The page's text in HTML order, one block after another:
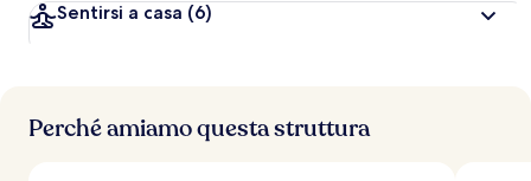
Sentirsi a casa (6)
Perché amiamo questa struttura